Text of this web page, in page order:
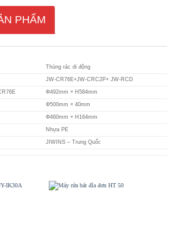
PHẨM
Thùng rác di động
JW-CR76E+JW-CRC2P+ JW-RCD
Φ492mm × H584mm
Φ500mm × 40mm
Φ460mm × H164mm
Nhựa PE
JIWINS – Trung Quốc